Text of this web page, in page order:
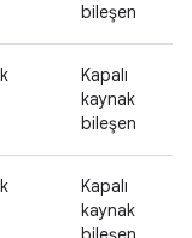
bileşen
Kapalı
kaynak
bileşen
Kapalı
kaynak